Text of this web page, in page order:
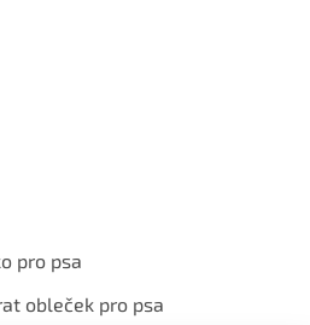
pro psa
obleček pro psa